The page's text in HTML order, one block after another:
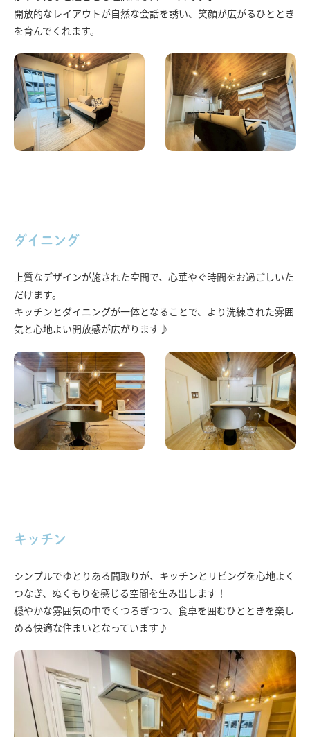
開放的なレイアウトが自然な会話を誘い、笑顔が広がるひととき
を育んでくれます。
ダイニング
上質なデザインが施された空間で、心華やぐ時間をお過ごしいた
だけます。
キッチンとダイニングが一体となることで、より洗練された雰囲
気と心地よい開放感が広がります♪
キッチン
シンプルでゆとりある間取りが、キッチンとリビングを心地よく
つなぎ、ぬくもりを感じる空間を生み出します！
穏やかな雰囲気の中でくつろぎつつ、食卓を囲むひとときを楽し
める快適な住まいとなっています♪